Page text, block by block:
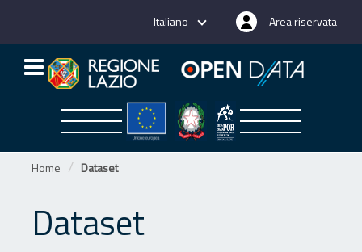
Italiano Area riservata
Home Dataset
Dataset